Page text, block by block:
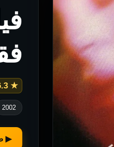
★ 6.3
2002
▶